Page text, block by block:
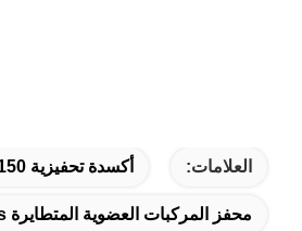
العلامات: أكسدة تحفيزية 150 Cpsi لـ Vocs
محفز المركبات العضوية المتطايرة Vocs